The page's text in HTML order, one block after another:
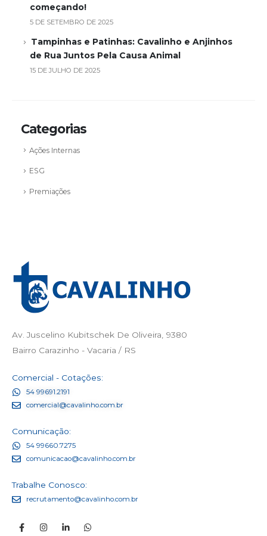
começando!
5 DE SETEMBRO DE 2025
Tampinhas e Patinhas: Cavalinho e Anjinhos
de Rua Juntos Pela Causa Animal
15 DE JULHO DE 2025
Categorias
Ações Internas
ESG
Premiações
Av. Juscelino Kubitschek De Oliveira, 9380
Bairro Carazinho - Vacaria / RS
Comercial - Cotações:
54 99691.2191
comercial@cavalinho.com.br
Comunicação:
54 99660.7275
comunicacao@cavalinho.com.br
Trabalhe Conosco:
recrutamento@cavalinho.com.br